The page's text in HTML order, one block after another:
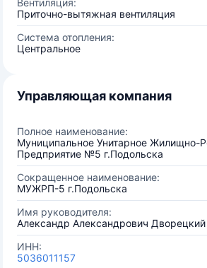
Вентиляция:
Приточно-вытяжная вентиляция
Система отопления:
Центральное
Управляющая компания
Полное наименование:
Муниципальное Унитарное Жилищно-
Предприятие №5 г.Подольска
Сокращенное наименование:
МУЖРП-5 г.Подольска
Имя руководителя:
Александр Александрович Дворецкий
ИНН:
5036011157